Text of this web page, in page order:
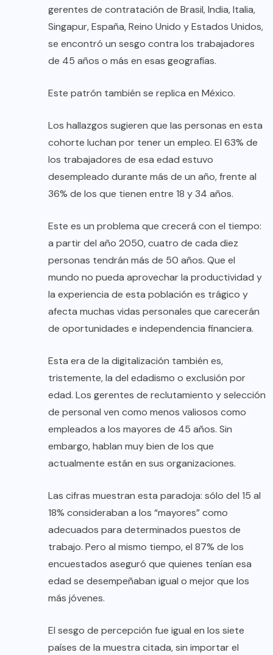
gerentes de contratación de Brasil, India, Italia,
Singapur, España, Reino Unido y Estados Unidos,
se encontró un sesgo contra los trabajadores
de 45 años o más en esas geografías.
Este patrón también se replica en México.
Los hallazgos sugieren que las personas en esta
cohorte luchan por tener un empleo. El 63% de
los trabajadores de esa edad estuvo
desempleado durante más de un año, frente al
36% de los que tienen entre 18 y 34 años.
Este es un problema que crecerá con el tiempo:
a partir del año 2050, cuatro de cada diez
personas tendrán más de 50 años. Que el
mundo no pueda aprovechar la productividad y
la experiencia de esta población es trágico y
afecta muchas vidas personales que carecerán
de oportunidades e independencia financiera.
Esta era de la digitalización también es,
tristemente, la del edadismo o exclusión por
edad. Los gerentes de reclutamiento y selección
de personal ven como menos valiosos como
empleados a los mayores de 45 años. Sin
embargo, hablan muy bien de los que
actualmente están en sus organizaciones.
Las cifras muestran esta paradoja: sólo del 15 al
18% consideraban a los “mayores” como
adecuados para determinados puestos de
trabajo. Pero al mismo tiempo, el 87% de los
encuestados aseguró que quienes tenían esa
edad se desempeñaban igual o mejor que los
más jóvenes.
El sesgo de percepción fue igual en los siete
países de la muestra citada, sin importar el